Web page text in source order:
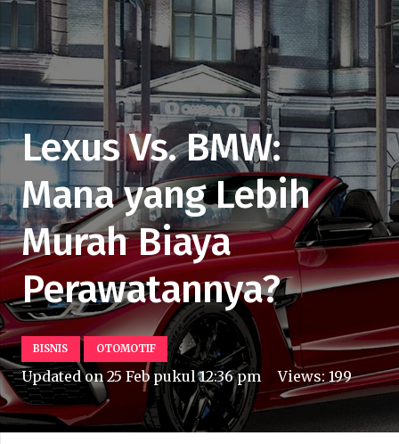
Lexus Vs. BMW:
Mana yang Lebih
Murah Biaya
Perawatannya?
BISNIS OTOMOTIF
Updated on25 Feb pukul 12:36 pm Views:199